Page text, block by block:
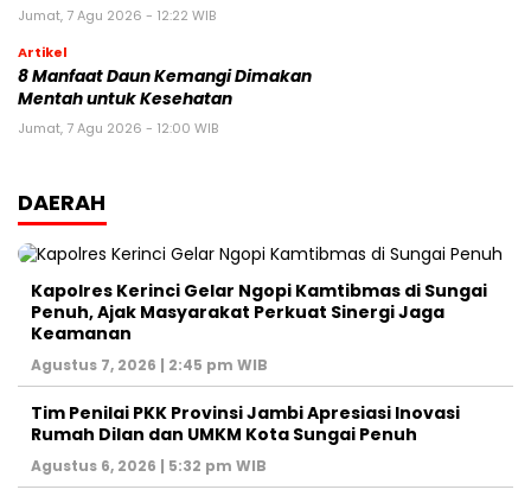
Jumat, 7 Agu 2026 - 12:22 WIB
Artikel
8 Manfaat Daun Kemangi Dimakan
Mentah untuk Kesehatan
Jumat, 7 Agu 2026 - 12:00 WIB
DAERAH
Kapolres Kerinci Gelar Ngopi Kamtibmas di Sungai
Penuh, Ajak Masyarakat Perkuat Sinergi Jaga
Keamanan
Agustus 7, 2026 | 2:45 pm WIB
Tim Penilai PKK Provinsi Jambi Apresiasi Inovasi
Rumah Dilan dan UMKM Kota Sungai Penuh
Agustus 6, 2026 | 5:32 pm WIB